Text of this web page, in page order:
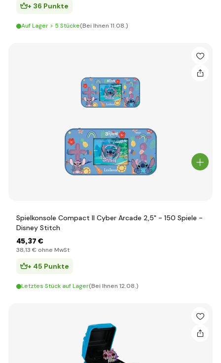
+ 36 Punkte
Auf Lager > 5 Stücke(Bei Ihnen 11.08.)
Spielkonsole Compact II Cyber Arcade 2,5" - 150 Spiele -
Disney Stitch
45,37 €
38,13 € ohne MwSt
+ 45 Punkte
Letztes Stück auf Lager(Bei Ihnen 12.08.)